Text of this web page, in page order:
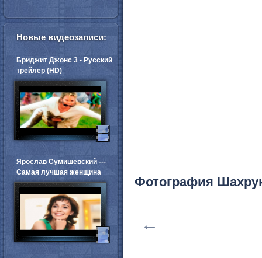
Фотография
←
Новые видеозаписи:
Бриджит Джонс 3 - Русский
трейлер (HD)
Ярослав Сумишевский ---
Самая лучшая женщина